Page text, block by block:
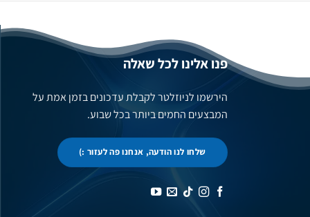
פנו אלינו לכל שאלה
הירשמו לניוזלטר לקבלת עדכונים בזמן אמת על
המבצעים החמים ביותר בכל שבוע.
שלחו לנו הודעה, אנחנו פה לעזור :)